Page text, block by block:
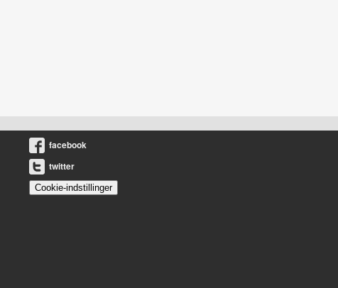
facebook
twitter
Cookie-indstillinger